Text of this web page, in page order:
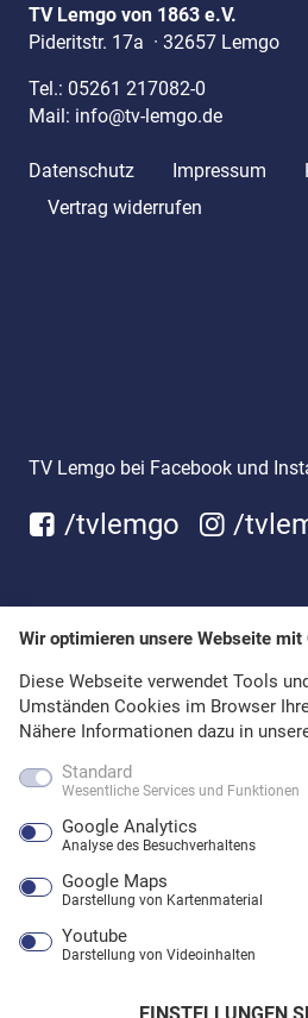
TV Lemgo von 1863 e.V.
Pideritstr. 17a · 32657 Lemgo
Tel.: 05261 217082-0
Mail: info@tv-lemgo.de
Datenschutz Impressum
Vertrag widerrufen
TV Lemgo bei Facebook und
/tvlemgo /
Wir optimieren unsere Webseite mit
Diese Webseite verwendet Tools
Umständen Cookies im Browser
Nähere Informationen dazu in
Standard
Wesentliche Services und Funktionen
Google Analytics
Analyse des Besuchverhaltens
Google Maps
Darstellung von Kartenmaterial
Youtube
Darstellung von Videoinhalten